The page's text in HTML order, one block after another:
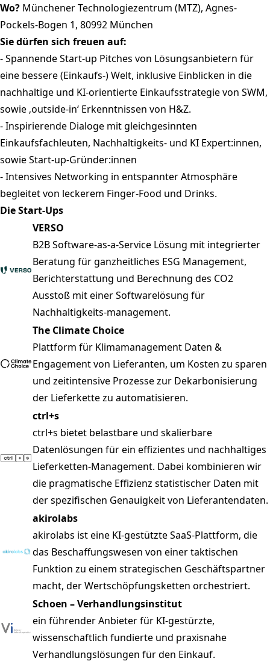
Wo? Münchener Technologiezentrum (MTZ), Agnes-
Pockels-Bogen 1, 80992 München
Sie dürfen sich freuen auf:
- Spannende Start-up Pitches von Lösungsanbietern für
eine bessere (Einkaufs-) Welt, inklusive Einblicken in die
nachhaltige und KI-orientierte Einkaufsstrategie von SWM,
sowie ‚outside-in‘ Erkenntnissen von H&Z.
- Inspirierende Dialoge mit gleichgesinnten
Einkaufsfachleuten, Nachhaltigkeits- und KI Expert:innen,
sowie Start-up-Gründer:innen
- Intensives Networking in entspannter Atmosphäre
begleitet von leckerem Finger-Food und Drinks.
Die Start-Ups
VERSO
B2B Software-as-a-Service Lösung mit integrierter
Beratung für ganzheitliches ESG Management,
Berichterstattung und Berechnung des CO2
Ausstoß mit einer Softwarelösung für
Nachhaltigkeits-management.
The Climate Choice
Plattform für Klimamanagement Daten &
Engagement von Lieferanten, um Kosten zu sparen
und zeitintensive Prozesse zur Dekarbonisierung
der Lieferkette zu automatisieren.
ctrl+s
ctrl+s bietet belastbare und skalierbare
Datenlösungen für ein effizientes und nachhaltiges
Lieferketten-Management. Dabei kombinieren wir
die pragmatische Effizienz statistischer Daten mit
der spezifischen Genauigkeit von Lieferantendaten.
akirolabs
akirolabs ist eine KI-gestützte SaaS-Plattform, die
das Beschaffungswesen von einer taktischen
Funktion zu einem strategischen Geschäftspartner
macht, der Wertschöpfungsketten orchestriert.
Schoen – Verhandlungsinstitut
ein führender Anbieter für KI-gestürzte,
wissenschaftlich fundierte und praxisnahe
Verhandlungslösungen für den Einkauf.